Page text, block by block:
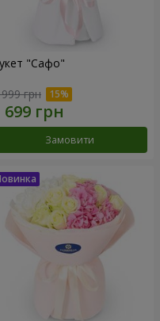
"Сафо"
грн
Замовити